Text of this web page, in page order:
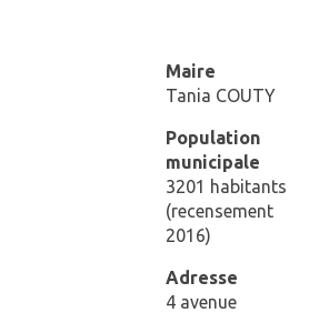
Maire
Tania COUTY
Population
municipale
3201 habitants
(recensement
2016)
Adresse
4 avenue